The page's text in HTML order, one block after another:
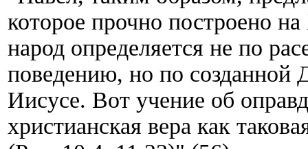
которое прочно построено
народ определяется не по
поведению, но по созданной
Иисусе. Вот учение об
христианская вера как